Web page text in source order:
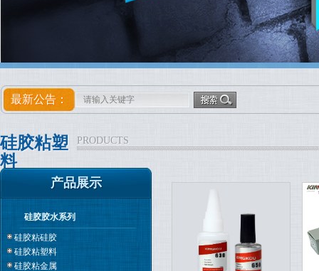
最新公告：
硅胶粘塑
料
PRODUCTS
产品展示
硅胶胶水系列
硅胶粘硅胶
硅胶粘塑料
硅胶粘金属